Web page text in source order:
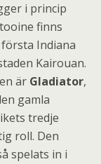
i princip
finns
Indiana
Kairouan.
är Gladiator,
gamla
tredje
roll. Den
spelats in i